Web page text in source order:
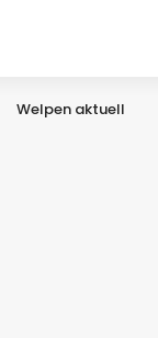
Welpen aktuell